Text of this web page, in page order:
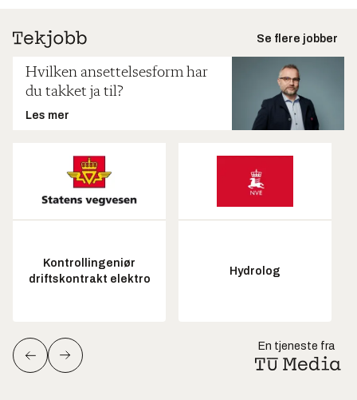
Se flere jobber
Hvilken ansettelsesform har
du takket ja til?
Les mer
Kontrollingeniør
driftskontrakt elektro
Hydrolog
En tjeneste fra